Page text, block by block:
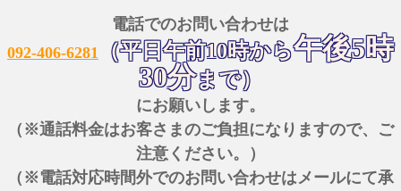
電話でのお問い合わせは
092-406-6281
（平日午前10時から午後5時
30分まで）
にお願いします。
（※通話料金はお客さまのご負担になりますので、ご
注意ください。）
（※電話対応時間外でのお問い合わせはメールにて承